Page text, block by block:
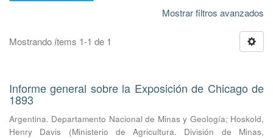
Mostrar filtros avanzados
Mostrando ítems 1-1 de 1
Informe general sobre la Exposición de Chicago de
1893
Argentina. Departamento Nacional de Minas y Geología; Hoskold,
Henry Davis
(Ministerio de Agricultura. División de Minas,